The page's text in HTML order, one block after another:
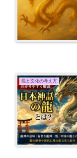
龍と文化の考え方